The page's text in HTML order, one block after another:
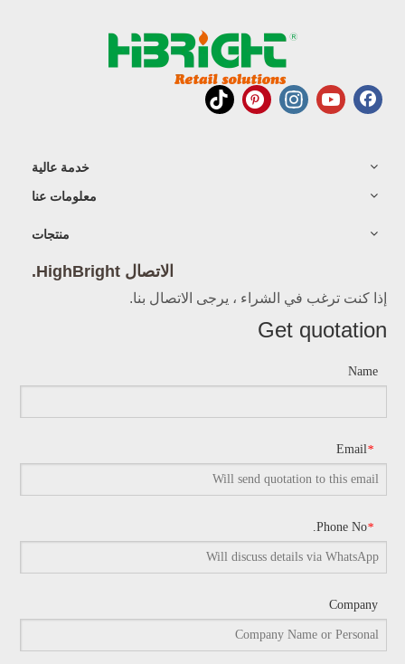
خدمة عالية
معلومات عنا
منتجات
الاتصال HighBright.
إذا كنت ترغب في الشراء ، يرجى الاتصال بنا.
Get quotation
Name
*
Email
*
Phone No.
Company